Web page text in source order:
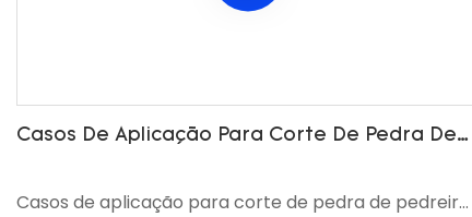
Casos De Aplicação Para Corte De Pedra De
Dupla SAWSTONEPRO
Casos de aplicação para corte de pedra de pedreira